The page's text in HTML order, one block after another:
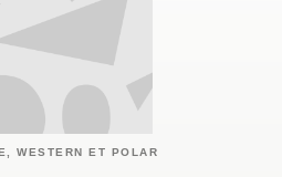
WESTERN ET POLAR